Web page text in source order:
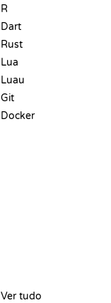
R
Dart
Rust
Lua
Luau
Git
Docker
Ver tudo